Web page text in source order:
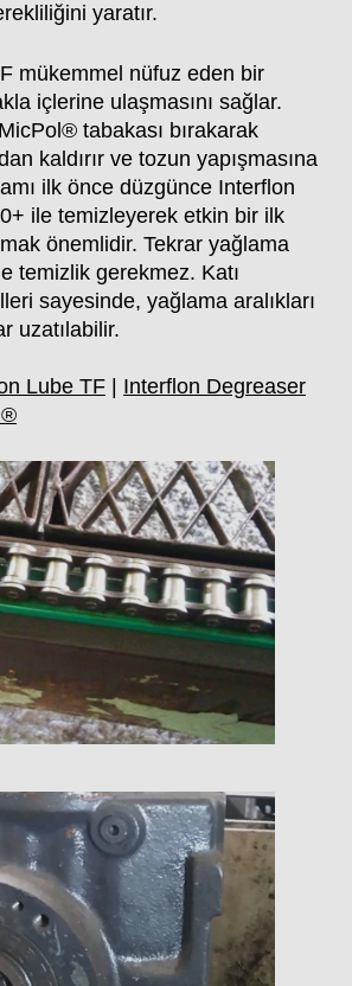
yaratır.
mükemmel nüfuz eden bir
içlerine ulaşmasını sağlar.
tabakası bırakarak
kaldırır ve tozun yapışmasına
ilk önce düzgünce Interflon
ile temizleyerek etkin bir ilk
önemlidir. Tekrar yağlama
temizlik gerekmez. Katı
sayesinde, yağlama aralıkları
uzatılabilir.
Lube TF
Interflon Degreaser